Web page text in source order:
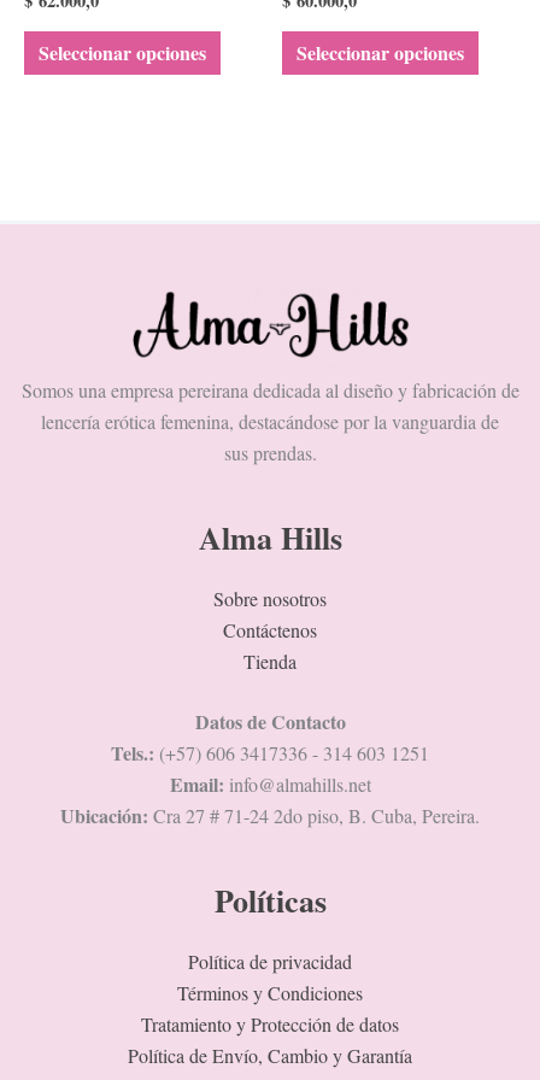
Seleccionar opciones
la
Seleccionar opciones
la
Somos una empresa pereirana dedicada al diseño y fabricación de
lencería erótica femenina, destacándose por la vanguardia de
sus prendas.
Alma Hills
Sobre nosotros
Contáctenos
Tienda
Datos de Contacto
Tels.: (+57) 606 3417336 - 314 603 1251
Email: info@almahills.net
Ubicación: Cra 27 # 71-24 2do piso, B. Cuba, Pereira.
Políticas
Política de privacidad
Términos y Condiciones
Tratamiento y Protección de datos
Política de Envío, Cambio y Garantía